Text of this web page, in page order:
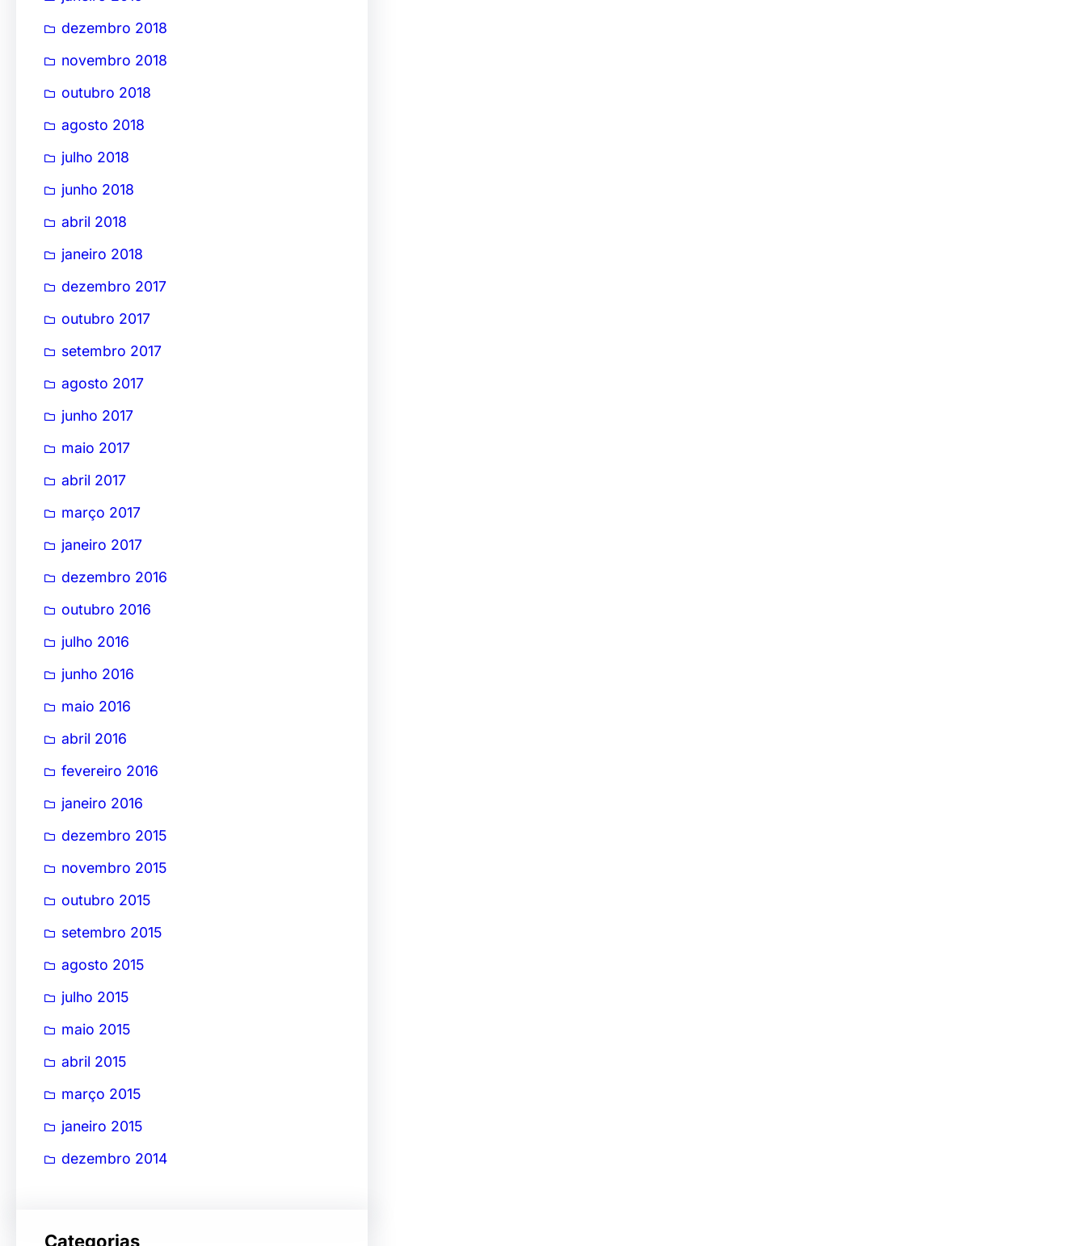
dezembro 2018
novembro 2018
outubro 2018
agosto 2018
julho 2018
junho 2018
abril 2018
janeiro 2018
dezembro 2017
outubro 2017
setembro 2017
agosto 2017
junho 2017
maio 2017
abril 2017
março 2017
janeiro 2017
dezembro 2016
outubro 2016
julho 2016
junho 2016
maio 2016
abril 2016
fevereiro 2016
janeiro 2016
dezembro 2015
novembro 2015
outubro 2015
setembro 2015
agosto 2015
julho 2015
maio 2015
abril 2015
março 2015
janeiro 2015
dezembro 2014
Categorias